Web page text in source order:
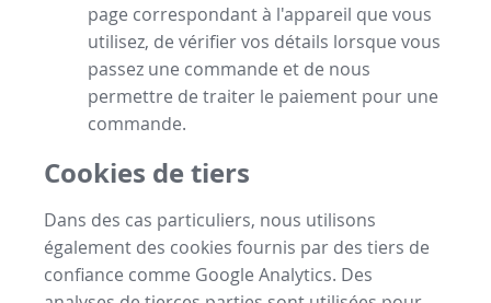
page correspondant à l'appareil que vous
utilisez, de vérifier vos détails lorsque vous
passez une commande et de nous
permettre de traiter le paiement pour une
commande.
Cookies de tiers
Dans des cas particuliers, nous utilisons
également des cookies fournis par des tiers de
confiance comme Google Analytics. Des